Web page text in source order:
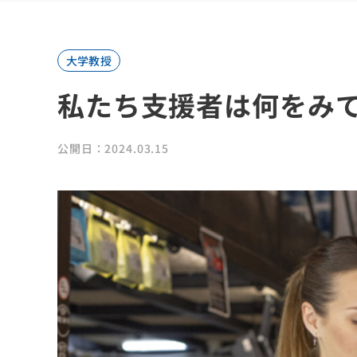
大学教授
私たち支援者は何をみ
公開日：2024.03.15